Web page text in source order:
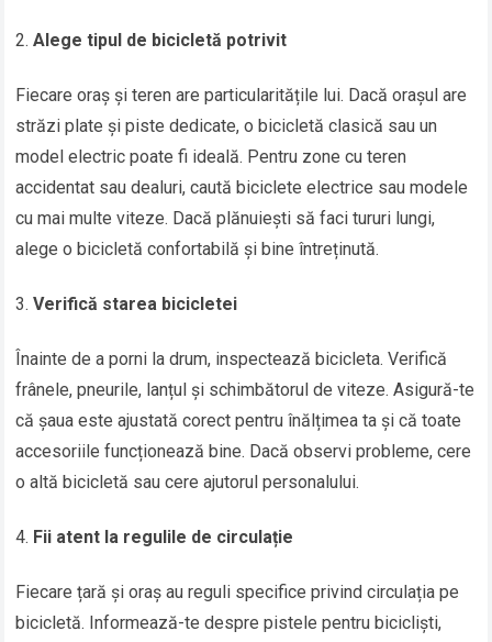
Alege tipul de bicicletă potrivit
Fiecare oraș și teren are particularitățile lui. Dacă orașul are
străzi plate și piste dedicate, o bicicletă clasică sau un
model electric poate fi ideală. Pentru zone cu teren
accidentat sau dealuri, caută biciclete electrice sau modele
cu mai multe viteze. Dacă plănuiești să faci tururi lungi,
alege o bicicletă confortabilă și bine întreținută.
Verifică starea bicicletei
Înainte de a porni la drum, inspectează bicicleta. Verifică
frânele, pneurile, lanțul și schimbătorul de viteze. Asigură-te
că șaua este ajustată corect pentru înălțimea ta și că toate
accesoriile funcționează bine. Dacă observi probleme, cere
o altă bicicletă sau cere ajutorul personalului.
Fii atent la regulile de circulație
Fiecare țară și oraș au reguli specifice privind circulația pe
bicicletă. Informează-te despre pistele pentru bicicliști,